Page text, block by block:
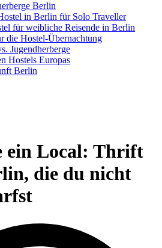
Berlin
in Berlin für Solo Traveller
für weibliche Reisende in Berlin
die Hostel-Übernachtung
Jugendherberge
Hostels Europas
Berlin
ein Local: Thrift
die du nicht